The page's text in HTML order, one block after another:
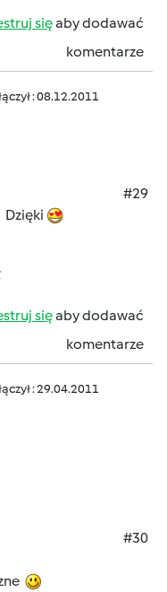
sięaby dodawać
komentarze
: 08.12.2011
#29
Dzięki
sięaby dodawać
komentarze
: 29.04.2011
#30